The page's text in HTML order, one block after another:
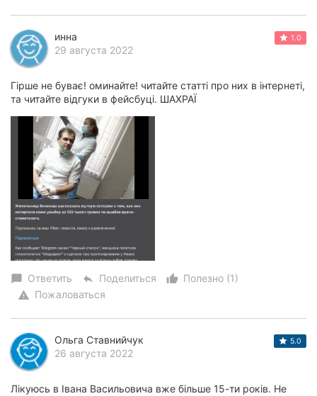
инна
29 августа 2022
1.0
Гірше не буває! оминайте! читайте статті про них в інтернеті,
та читайте відгуки в фейсбуці. ШАХРАЇ
chat_bubble Ответить reply Поделиться thumb_up_alt
Полезно (1)
warning Пожаловаться
Ольга Ставнийчук
26 августа 2022
5.0
Лікуюсь в Івана Васильовича вже більше 15-ти років. Не